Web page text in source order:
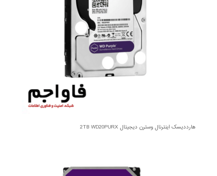
هارددیسک اینترنال وسترن دیجیتال 2TB WD20PURX